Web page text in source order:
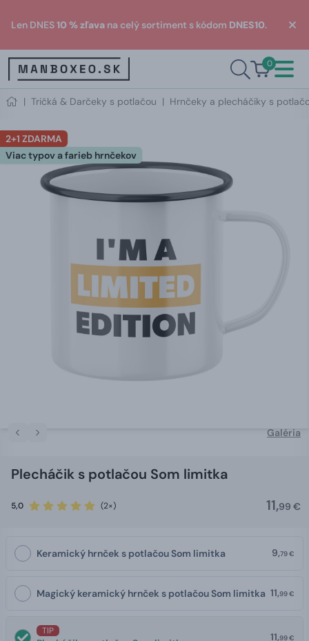
Len DNES10 % zľava na celý sortiment s kódom DNES10.
0
| Tričká & Darčeky s potlačou | Hrnčeky a plecháčiky s
2+1 ZDARMA
Viac typov a farieb hrnčekov
Galéria
Plecháčik s potlačou Som limitka
5,0 (2×) 11,99 €
Keramický hrnček s potlačou Som limitka 9,79 €
Magický keramický hrnček s potlačou Som limitka 11,99 €
TIP 11,99 €